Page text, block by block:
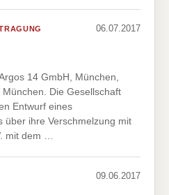
06.07.2017
14 GmbH, München,
Die Gesellschaft
Entwurf eines
über ihre Verschmelzung mit
mit dem …
09.06.2017